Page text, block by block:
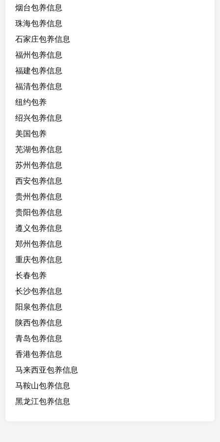
烟台包养信息
珠海包养信息
石家庄包养信息
福州包养信息
福建包养信息
福清包养信息
纽约包养
绍兴包养信息
美国包养
芜湖包养信息
苏州包养信息
西安包养信息
贵州包养信息
贵阳包养信息
遵义包养信息
郑州包养信息
重庆包养信息
长春包养
长沙包养信息
阳泉包养信息
陕西包养信息
青岛包养信息
香港包养信息
马来西亚包养信息
马鞍山包养信息
黑龙江包养信息